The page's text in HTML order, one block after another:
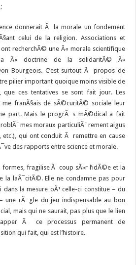
donnerait Ã la morale un fondement
celui de la religion. Associations et
recherchÃ© une Â« morale scientifique
la Â« doctrine de la solidaritÃ© Â»
Bourgeois. C’est surtout Ã propos de
pilier important quoique moins visible de
que ces tentatives se sont fait jour. Les
franÃ§ais de sÃ©curitÃ© sociale leur
part. Mais le progrÃ¨s mÃ©dical a fait
moraux particuliÃ¨rement aigus
etc.), qui ont conduit Ã remettre en cause
des rapports entre science et morale.
formes, fragilise Ã coup sÃ»r l’idÃ©e et la
la laÃ¯citÃ©. Elle ne condamne pas pour
la mesure oÃ¹ celle-ci constitue – du
une rÃ¨gle du jeu indispensable au bon
mais qui ne saurait, pas plus que le lien
Ã ce processus permanent de
qui fait, qui est l’histoire.